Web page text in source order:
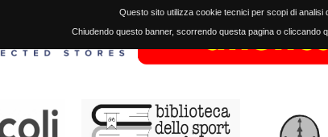
Questo sito utilizza cookie tecnici per scopi di
Chiudendo questo banner, scorrendo questa pagina o cliccando